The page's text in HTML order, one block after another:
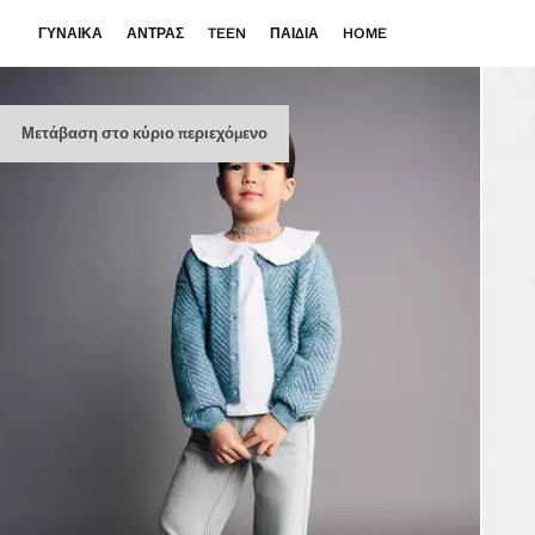
Μετάβαση στο κύριο περιεχόμενο
ΓΥΝΑΊΚΑ ΆΝΤΡΑΣ TEEN ΠΑΙΔΙΆ HOME